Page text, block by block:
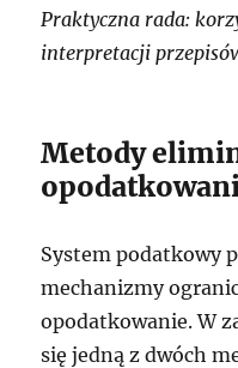
Praktyczna rada:
interpretacji
Metody
System podatkowy
mechanizmy
opodatkowanie. W
się jedną z dwóch